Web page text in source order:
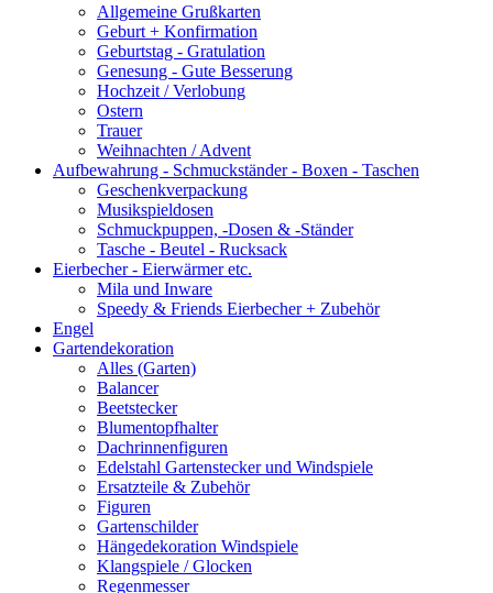
Allgemeine Grußkarten
Geburt + Konfirmation
Geburtstag - Gratulation
Genesung - Gute Besserung
Hochzeit / Verlobung
Ostern
Trauer
Weihnachten / Advent
Aufbewahrung - Schmuckständer - Boxen - Taschen
Geschenkverpackung
Musikspieldosen
Schmuckpuppen, -Dosen & -Ständer
Tasche - Beutel - Rucksack
Eierbecher - Eierwärmer etc.
Mila und Inware
Speedy & Friends Eierbecher + Zubehör
Engel
Gartendekoration
Alles (Garten)
Balancer
Beetstecker
Blumentopfhalter
Dachrinnenfiguren
Edelstahl Gartenstecker und Windspiele
Ersatzteile & Zubehör
Figuren
Gartenschilder
Hängedekoration Windspiele
Klangspiele / Glocken
Regenmesser